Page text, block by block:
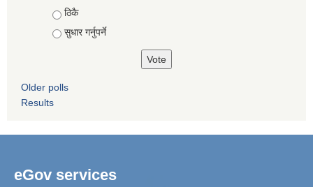
ठिकै
सुधार गर्नुपर्ने
Older polls
Results
eGov services